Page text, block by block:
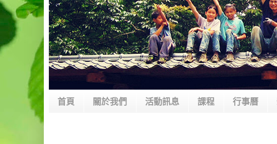
首頁 關於我們 活動訊息 課程 行事曆